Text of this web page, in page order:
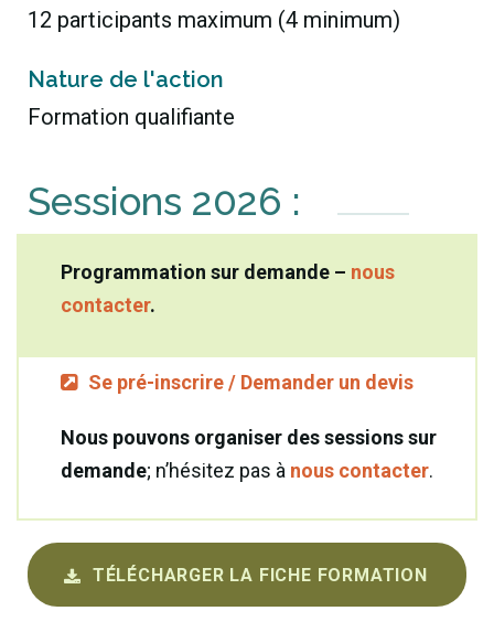
12 participants maximum (4 minimum)
Nature de l'action
Formation qualifiante
Sessions 2026 :
Programmation sur demande – nous
contacter.
Se pré-inscrire / Demander un devis
Nous pouvons organiser des sessions sur
demande; n’hésitez pas à nous contacter.
TÉLÉCHARGER LA FICHE FORMATION